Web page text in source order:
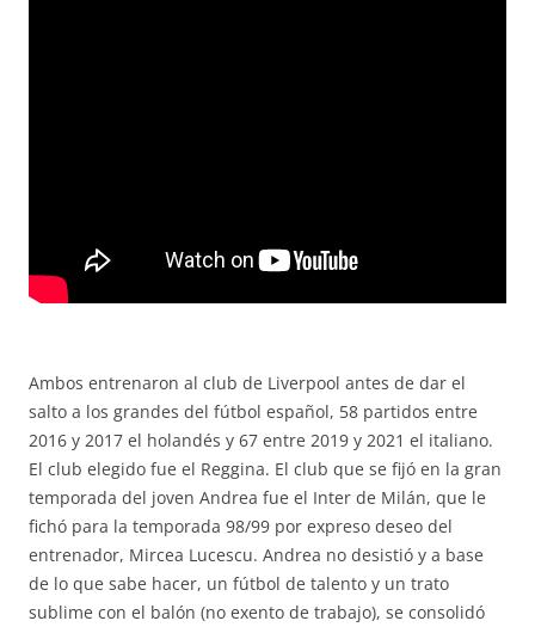
Ambos entrenaron al club de Liverpool antes de dar el
salto a los grandes del fútbol español, 58 partidos entre
2016 y 2017 el holandés y 67 entre 2019 y 2021 el italiano.
El club elegido fue el Reggina. El club que se fijó en la gran
temporada del joven Andrea fue el Inter de Milán, que le
fichó para la temporada 98/99 por expreso deseo del
entrenador, Mircea Lucescu. Andrea no desistió y a base
de lo que sabe hacer, un fútbol de talento y un trato
sublime con el balón (no exento de trabajo), se consolidó